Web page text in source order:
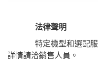
法律聲明
特定機型和選配服務
詳情請洽銷售人員。